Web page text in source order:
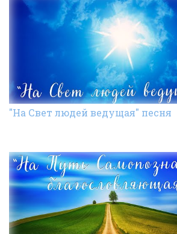
"На Свет людей ведущая" песня